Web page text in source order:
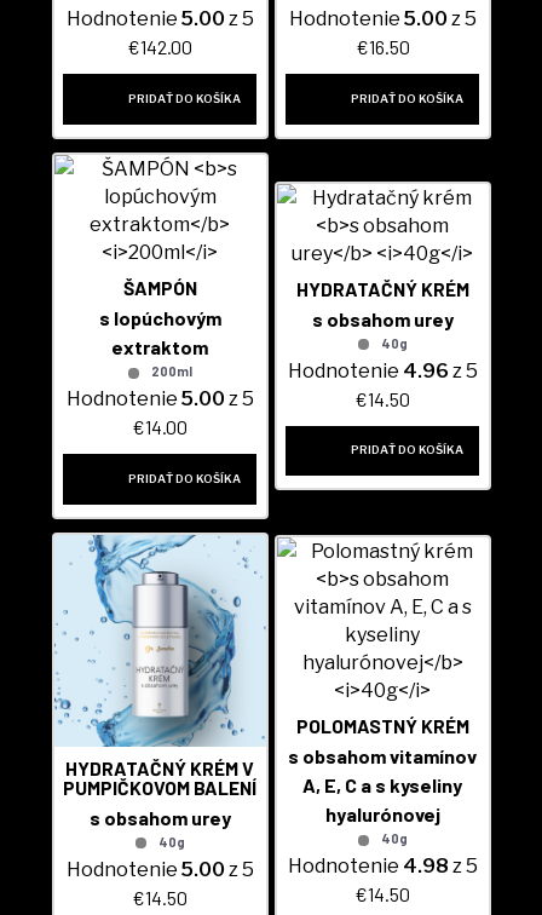
Hodnotenie 5.00 z 5
€142.00
PRIDAŤ DO KOŠÍKA
Hodnotenie 5.00 z 5
€16.50
PRIDAŤ DO KOŠÍKA
ŠAMPÓN
s lopúchovým
extraktom
200ml
Hodnotenie 5.00 z 5
€14.00
PRIDAŤ DO KOŠÍKA
HYDRATAČNÝ KRÉM
s obsahom urey
40g
Hodnotenie 4.96 z 5
€14.50
PRIDAŤ DO KOŠÍKA
HYDRATAČNÝ KRÉM V
PUMPIČKOVOM BALENÍ
s obsahom urey
40g
Hodnotenie 5.00 z 5
€14.50
POLOMASTNÝ KRÉM
s obsahom vitamínov
A, E, C a s kyseliny
hyalurónovej
40g
Hodnotenie 4.98 z 5
€14.50